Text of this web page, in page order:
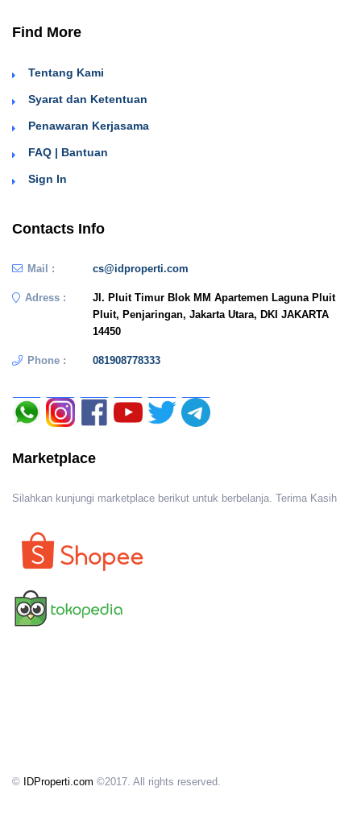
Find More
Tentang Kami
Syarat dan Ketentuan
Penawaran Kerjasama
FAQ | Bantuan
Sign In
Contacts Info
Mail : cs@idproperti.com
Adress :
Jl. Pluit Timur Blok MM Apartemen Laguna Pluit
Pluit, Penjaringan, Jakarta Utara, DKI JAKARTA
14450
Phone : 081908778333
Marketplace
Silahkan kunjungi marketplace berikut untuk berbelanja. Terima Kasih
© IDProperti.com ©2017. All rights reserved.